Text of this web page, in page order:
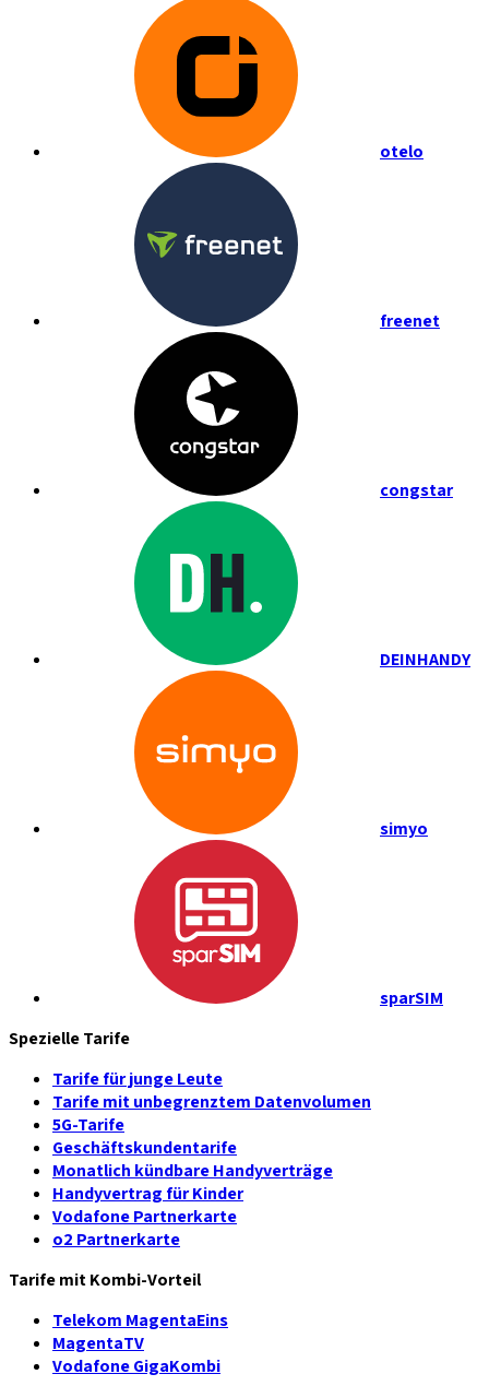
otelo
freenet
congstar
DEINHANDY
simyo
sparSIM
Spezielle Tarife
Tarife für junge Leute
Tarife mit unbegrenztem Datenvolumen
5G-Tarife
Geschäftskundentarife
Monatlich kündbare Handyverträge
Handyvertrag für Kinder
Vodafone Partnerkarte
o2 Partnerkarte
Tarife mit Kombi-Vorteil
Telekom MagentaEins
MagentaTV
Vodafone GigaKombi